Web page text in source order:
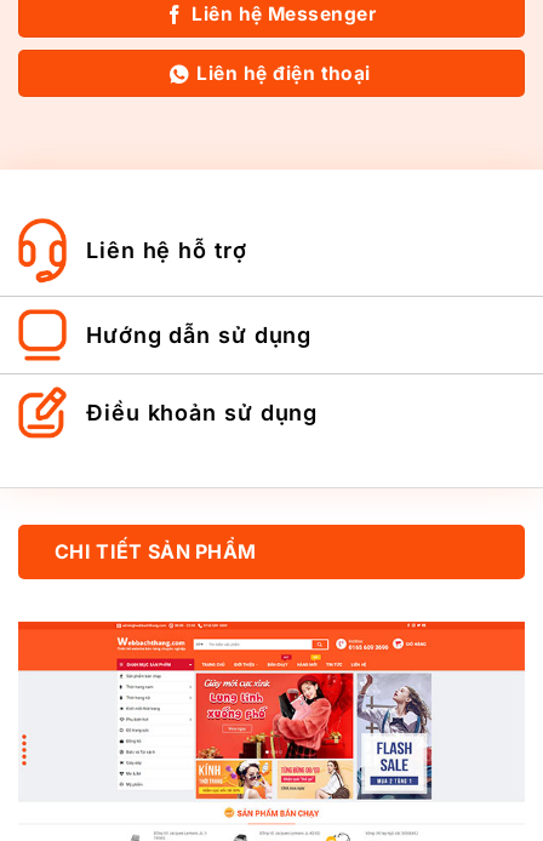
Liên hệ Messenger
Liên hệ điện thoại
Liên hệ hỗ trợ
Hướng dẫn sử dụng
Điều khoản sử dụng
CHI TIẾT SẢN PHẨM